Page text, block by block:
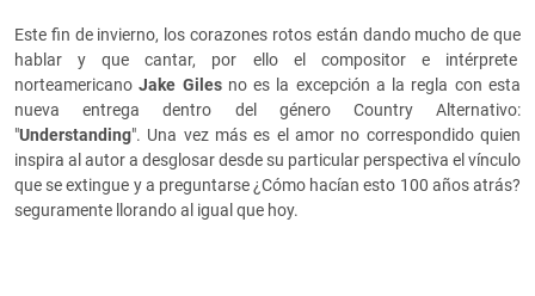
Este fin de invierno, los corazones rotos están dando mucho de que
hablar y que cantar, por ello el compositor e intérprete
norteamericanoJake Giles no es la excepción a la regla con esta
nueva entrega dentro del género Country Alternativo:
"Understanding". Una vez más es el amor no correspondido quien
inspira al autor a desglosar desde su particular perspectiva el vínculo
que se extingue y a preguntarse ¿Cómo hacían esto 100 años atrás?
seguramente llorando al igual que hoy.